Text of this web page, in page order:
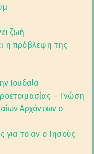
ζωή
η πρόβλεψη της
Ιουδαία
– Γνώση
Αρχόντων ο
για το αν ο Ιησούς